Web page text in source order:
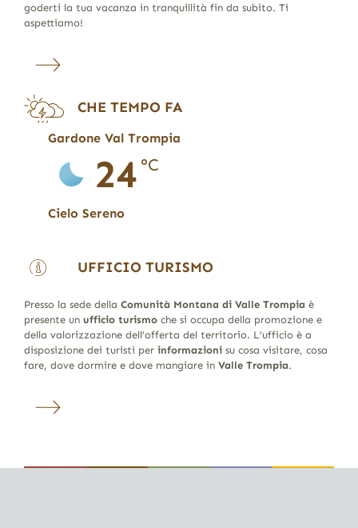
goderti la tua vacanza in tranquillità fin da subito. Ti
aspettiamo!
CHE TEMPO FA
Gardone Val Trompia
24 °C
Cielo Sereno
UFFICIO TURISMO
Presso la sede della Comunità Montana di Valle Trompia è
presente un ufficio turismoche si occupa della promozione e
della valorizzazione dell’offerta del territorio. L’ufficio è a
disposizione dei turisti per informazionisu cosa visitare, cosa
fare, dove dormire e dove mangiare in Valle Trompia.